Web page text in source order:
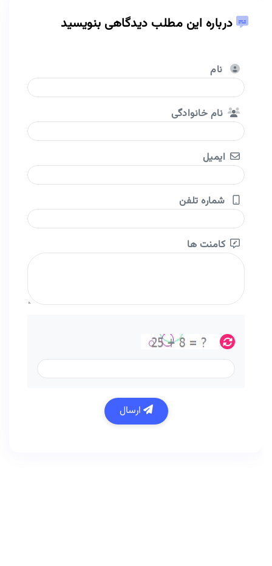
درباره این مطلب دیدگاهی بنویسید
نام
نام خانوادگی
ایمیل
شماره تلفن
کامنت ها
ارسال